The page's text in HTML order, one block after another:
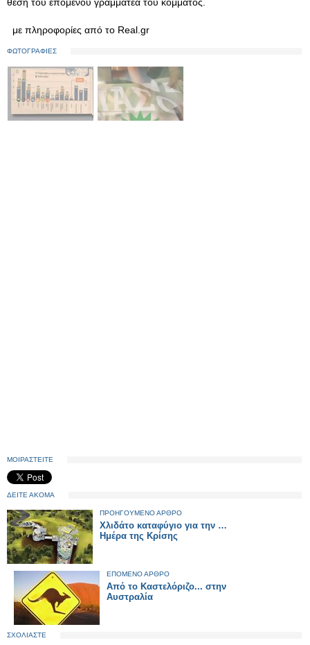
με πληροφορίες από το Real.gr
ΦΩΤΟΓΡΑΦΙΕΣ
ΜΟΙΡΑΣΤΕΙΤΕ
ΔΕΙΤΕ ΑΚΟΜΑ
ΠΡΟΗΓΟΥΜΕΝΟ ΑΡΘΡΟ
Χλιδάτο καταφύγιο για την …
Ημέρα της Κρίσης
ΕΠΟΜΕΝΟ ΑΡΘΡΟ
Από το Καστελόριζο... στην
Αυστραλία
ΣΧΟΛΙΑΣΤΕ